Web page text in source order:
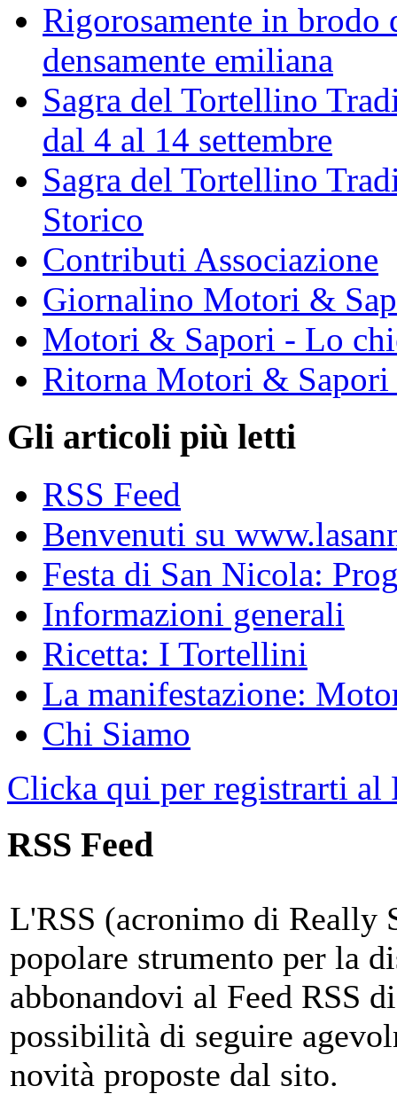
Rigorosamente in brodo
densamente emiliana
Sagra del Tortellino
dal 4 al 14 settembre
Sagra del Tortellino
Storico
Contributi Associazione
Giornalino Motori &
Motori & Sapori - Lo
Ritorna Motori & Sapori
Gli articoli più letti
RSS Feed
Benvenuti su
Festa di San Nicola:
Informazioni generali
Ricetta: I Tortellini
La manifestazione:
Chi Siamo
Clicka qui per registrarti al
RSS Feed
L'RSS (acronimo di Really
popolare strumento per la
abbonandovi al Feed RSS
possibilità di seguire
novità proposte dal sito.